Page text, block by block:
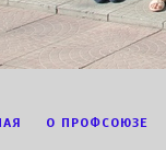
О ПРОФСОЮЗЕ